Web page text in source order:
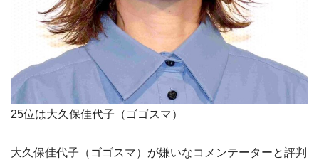
25位は大久保佳代子（ゴゴスマ）
大久保佳代子（ゴゴスマ）が嫌いなコメンテーターと評判